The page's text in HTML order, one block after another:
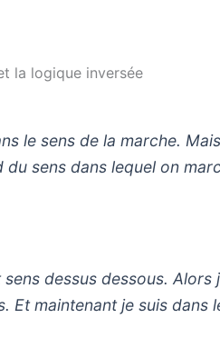
la logique inversée
le sens de la marche.
du sens dans lequel on
dessus dessous. Alors
Et maintenant je suis dans